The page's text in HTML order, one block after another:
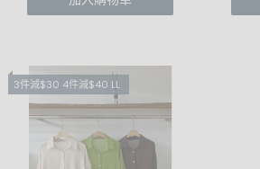
3件減$30 4件減$40 LL